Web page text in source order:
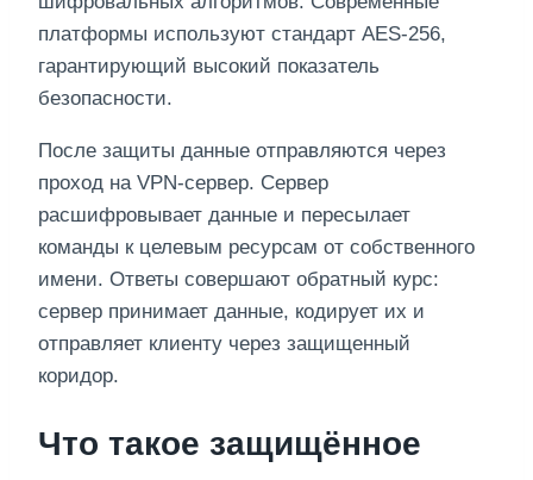
платформы используют стандарт AES-256,
гарантирующий высокий показатель
безопасности.
После защиты данные отправляются через
проход на VPN-сервер. Сервер
расшифровывает данные и пересылает
команды к целевым ресурсам от собственного
имени. Ответы совершают обратный курс:
сервер принимает данные, кодирует их и
отправляет клиенту через защищенный
коридор.
Что такое защищённое